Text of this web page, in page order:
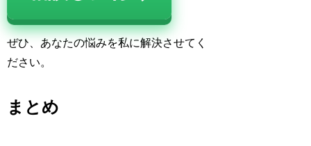
ぜひ、あなたの悩みを私に解決させてく
ださい。
まとめ